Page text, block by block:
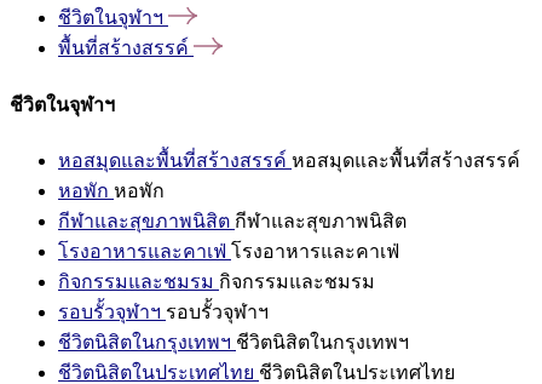
ชีวิตในจุฬาฯ
พื้นที่สร้างสรรค์
ชีวิตในจุฬาฯ
หอสมุดและพื้นที่สร้างสรรค์ หอสมุดและพื้นที่สร้างสรรค์
หอพัก หอพัก
กีฬาและสุขภาพนิสิต กีฬาและสุขภาพนิสิต
โรงอาหารและคาเฟ่ โรงอาหารและคาเฟ่
กิจกรรมและชมรม กิจกรรมและชมรม
รอบรั้วจุฬาฯ รอบรั้วจุฬาฯ
ชีวิตนิสิตในกรุงเทพฯ ชีวิตนิสิตในกรุงเทพฯ
ชีวิตนิสิตในประเทศไทย ชีวิตนิสิตในประเทศไทย